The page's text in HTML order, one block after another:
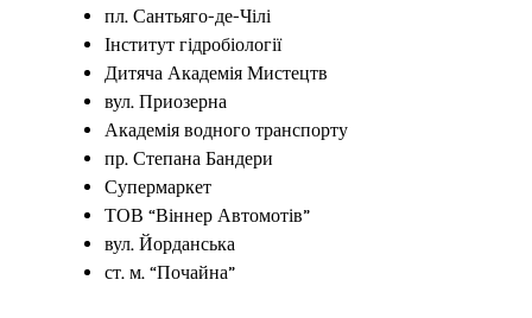
пл. Сантьяго-де-Чілі
Інститут гідробіології
Дитяча Академія Мистецтв
вул. Приозерна
Академія водного транспорту
пр. Степана Бандери
Супермаркет
ТОВ “Віннер Автомотів”
вул. Йорданська
ст. м. “Почайна”